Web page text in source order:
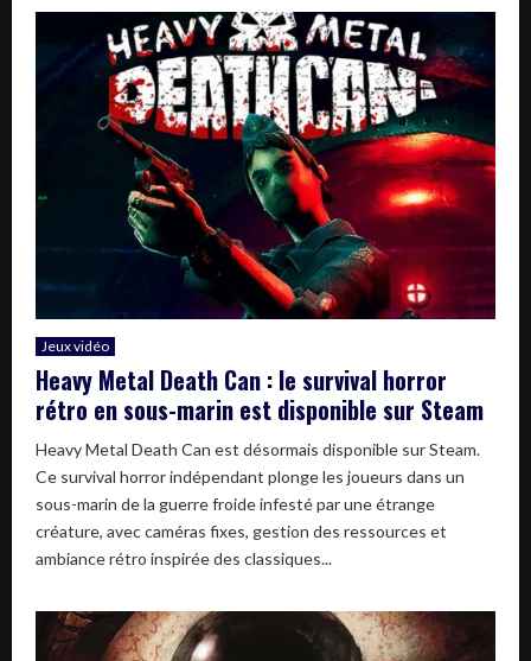
Jeux vidéo
Heavy Metal Death Can : le survival horror
rétro en sous-marin est disponible sur Steam
Heavy Metal Death Can est désormais disponible sur Steam.
Ce survival horror indépendant plonge les joueurs dans un
sous-marin de la guerre froide infesté par une étrange
créature, avec caméras fixes, gestion des ressources et
ambiance rétro inspirée des classiques...